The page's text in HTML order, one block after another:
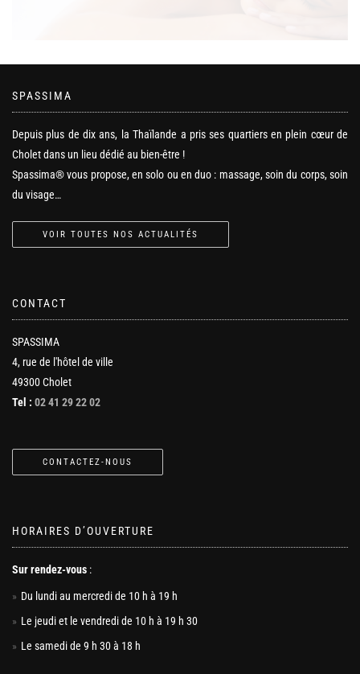
SPASSIMA
Depuis plus de dix ans, la Thaïlande a pris ses quartiers en plein cœur de
Cholet dans un lieu dédié au bien-être !
Spassima® vous propose, en solo ou en duo : massage, soin du corps, soin
du visage…
VOIR TOUTES NOS ACTUALITÉS
CONTACT
SPASSIMA
4, rue de l'hôtel de ville
49300 Cholet
Tel : 02 41 29 22 02
CONTACTEZ-NOUS
HORAIRES D’OUVERTURE
Sur rendez-vous :
Du lundi au mercredi de 10 h à 19 h
Le jeudi et le vendredi de 10 h à 19 h 30
Le samedi de 9 h 30 à 18 h